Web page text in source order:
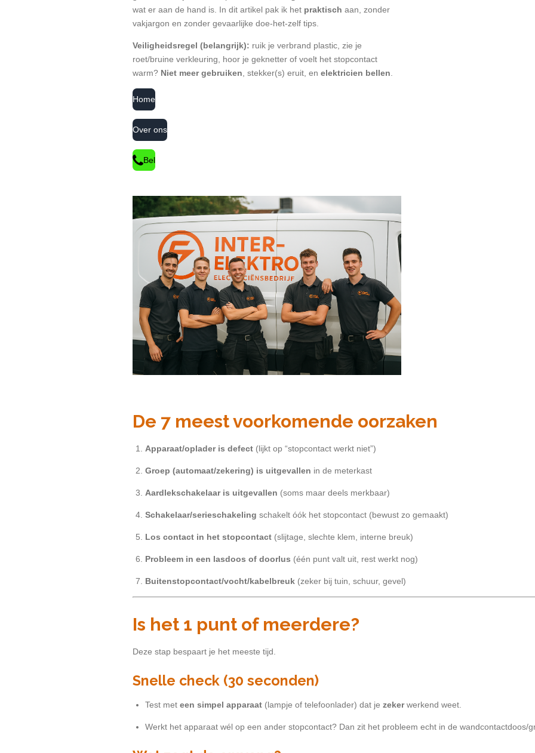
wat er aan de hand is. In dit artikel pak ik het praktisch aan, zonder
vakjargon en zonder gevaarlijke doe-het-zelf tips.
Veiligheidsregel (belangrijk): ruik je verbrand plastic, zie je
roet/bruine verkleuring, hoor je geknetter of voelt het stopcontact
warm? Niet meer gebruiken , stekker(s) eruit, en elektricien bellen
Home
Over ons
Bel
De 7 meest voorkomende oorzaken
Apparaat/oplader is defect (lijkt op “stopcontact werkt niet”)
Groep (automaat/zekering) is uitgevallen in de meterkast
Aardlekschakelaar is uitgevallen (soms maar deels merkbaar)
Schakelaar/serieschakeling schakelt óók het stopcontact (bewust zo gemaakt)
Los contact in het stopcontact (slijtage, slechte klem, interne breuk)
Probleem in een lasdoos of doorlus (één punt valt uit, rest werkt nog)
Buitenstopcontact/vocht/kabelbreuk (zeker bij tuin, schuur, gevel)
Is het 1 punt of meerdere?
Deze stap bespaart je het meeste tijd.
Snelle check (30 seconden)
Test met een simpel apparaat (lampje of telefoonlader) dat je zekerwerkend weet.
Werkt het apparaat wél op een ander stopcontact? Dan zit het probleem echt in de wandcontactdoos/